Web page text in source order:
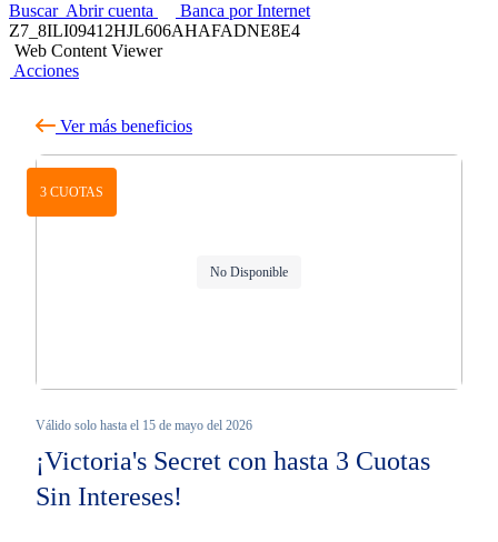
Buscar Abrir cuenta
Banca por Internet
Z7_8ILI09412HJL606AHAFADNE8E4
Web Content Viewer
Acciones
Ver más beneficios
3 CUOTAS
No Disponible
Válido solo hasta el 15 de mayo del 2026
¡Victoria's Secret con hasta 3 Cuotas
Sin Intereses!